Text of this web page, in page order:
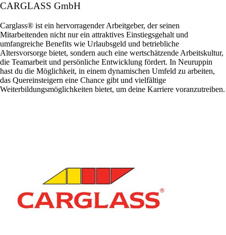
CARGLASS GmbH
Carglass® ist ein hervorragender Arbeitgeber, der seinen
Mitarbeitenden nicht nur ein attraktives Einstiegsgehalt und
umfangreiche Benefits wie Urlaubsgeld und betriebliche
Altersvorsorge bietet, sondern auch eine wertschätzende Arbeitskultur,
die Teamarbeit und persönliche Entwicklung fördert. In Neuruppin
hast du die Möglichkeit, in einem dynamischen Umfeld zu arbeiten,
das Quereinsteigern eine Chance gibt und vielfältige
Weiterbildungsmöglichkeiten bietet, um deine Karriere voranzutreiben.